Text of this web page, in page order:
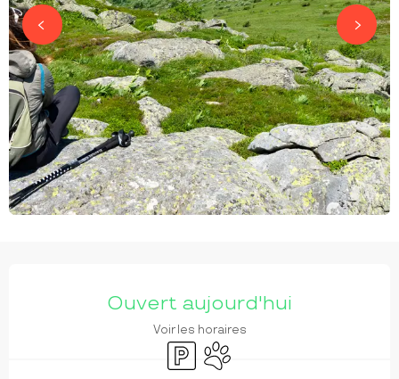
Ouvert aujourd'hui
Voir les horaires
ParkingAnimaux acceptés